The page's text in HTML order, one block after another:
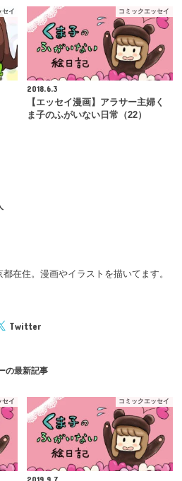
セイ コミックエッセイ
2018.6.3
【エッセイ漫画】アラサー主婦く
ま子のふがいない日常（22）
在住。漫画やイラストを描いてます。
Twitter
の最新記事
セイ コミックエッセイ
2019.9.7